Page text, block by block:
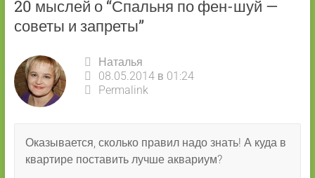
20 мыслей о “Спальня по фен-шуй —
советы и запреты”
Наталья
08.05.2014 в 01:24
Permalink
Оказывается, сколько правил надо знать! А куда в
квартире поставить лучше аквариум?